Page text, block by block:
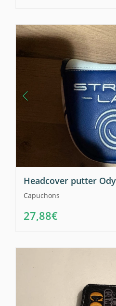
Headcover putter
Capuchons
27,88€